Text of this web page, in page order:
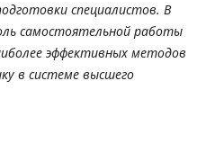
специалистов. В
самостоятельной работы
эффективных методов
в системе высшего